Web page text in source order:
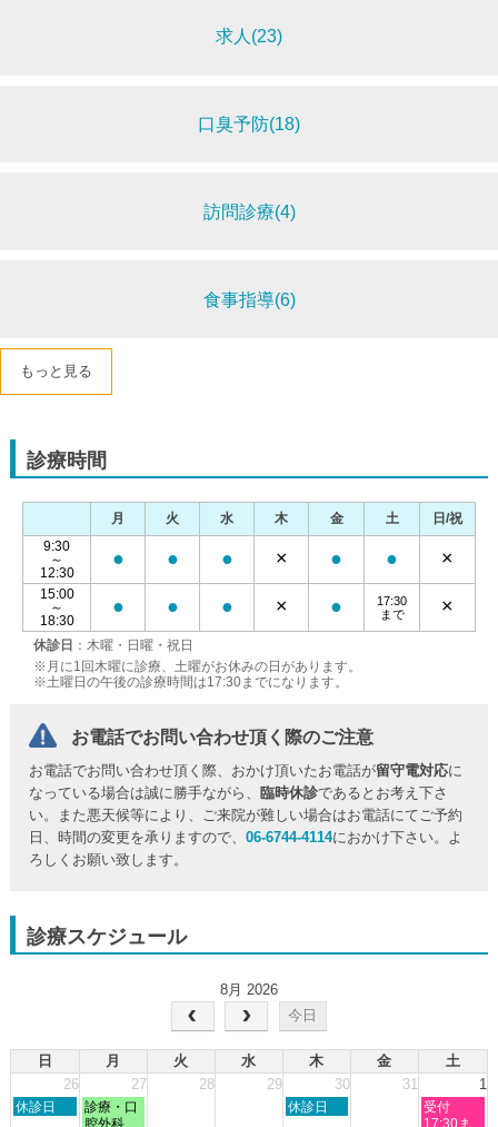
求人(23)
口臭予防(18)
訪問診療(4)
食事指導(6)
もっと見る
診療時間
休診日 ：木曜・日曜・祝日
※月に1回木曜に診療、土曜がお休みの日があります。
※土曜日の午後の診療時間は17:30までになります。
月 火 水 木 金 土
日/祝
9:30
～
12:30
● ● ● × ● ● ×
15:00
～
18:30
● ● ● × ●
17:30
まで
×
お電話でお問い合わせ頂く際のご注意
お電話でお問い合わせ頂く際、おかけ頂いたお電話が留守電対応に
なっている場合は誠に勝手ながら、
臨時休診であるとお考え下さ
い。また悪天候等により、ご来院が難しい場合はお電話にてご予約
日、時間の変更を承りますので、06-6744-4114におかけ下さい。よ
ろしくお願い致します。
診療スケジュール
8月 2026
今日
日 月 火 水 木 金
土
26
27 28 29 30 31 1
日
休診日
月
曜
診療・口
腔外科
木
休診日
土
曜
受付
17:30ま